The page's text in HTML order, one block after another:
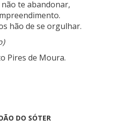
te abandonar,
hão de se orgulhar.
Pires de Moura.
DO SÓTER